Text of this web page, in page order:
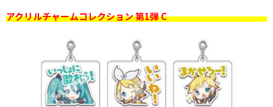
アクリルチャームコレクション 第1弾 C